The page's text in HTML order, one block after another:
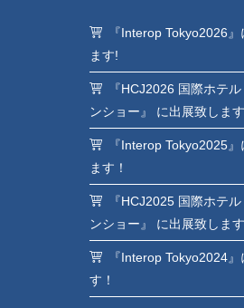
『Interop Tokyo2026
ます!
『HCJ2026 国際ホテ
ンショー』 に出展致します
『Interop Tokyo2025
ます！
『HCJ2025 国際ホテ
ンショー』 に出展致します
『Interop Tokyo2024
す！